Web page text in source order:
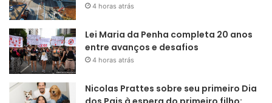
4 horas atrás
Lei Maria da Penha completa 20 anos
entre avanços e desafios
4 horas atrás
Nicolas Prattes sobre seu primeiro Dia